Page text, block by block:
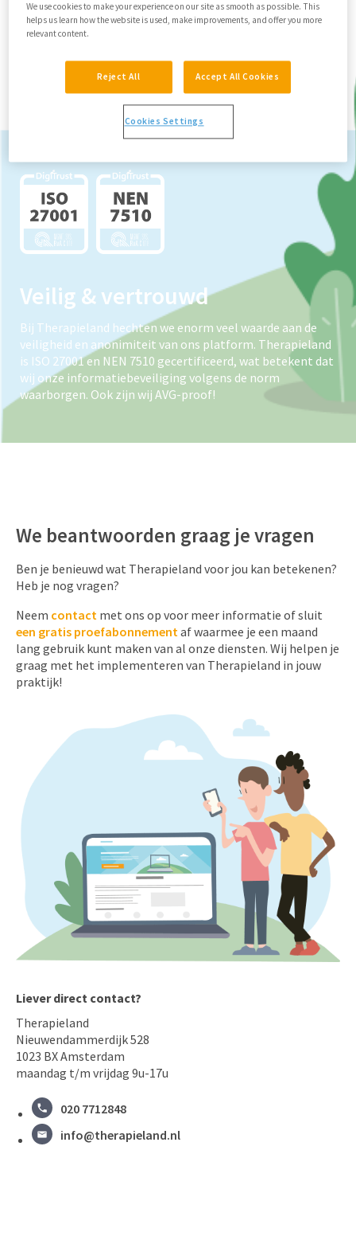
Veilig & vertrouwd
Bij Therapieland hechten we enorm veel waarde aan de
veiligheid en anonimiteit van ons platform. Therapieland
is ISO 27001 en NEN 7510 gecertificeerd, wat betekent dat
wij onze informatiebeveiliging volgens de norm
waarborgen. Ook zijn wij AVG-proof!
We beantwoorden graag je vragen
Ben je benieuwd wat Therapieland voor jou kan betekenen?
Heb je nog vragen?
Neem contact met ons op voor meer informatie of sluit
een gratis proefabonnementaf waarmee je een maand
lang gebruik kunt maken van al onze diensten. Wij helpen je
graag met het implementeren van Therapieland in jouw
praktijk!
Liever direct contact?
Therapieland
Nieuwendammerdijk 528
1023 BX Amsterdam
maandag t/m vrijdag 9u-17u
020 7712848
info@therapieland.nl
We use cookies to make your experience on our site as smooth as possible. This
helps us learn how the website is used, make improvements, and offer you more
relevant content.
Reject All Accept All Cookies
Cookies Settings